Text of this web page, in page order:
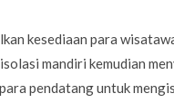
kesediaan para
mandiri kemudian
pendatang untuk